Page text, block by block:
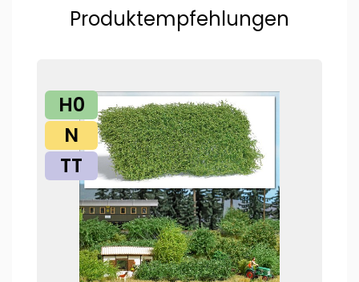
Produktempfehlungen
H0
N
TT